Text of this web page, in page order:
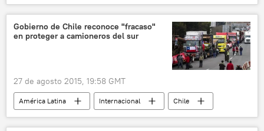
Siri
teléfonos inteligentes noticias
Gobierno de Chile reconoce "fracaso"
en proteger a camioneros del sur
27 de agosto 2015, 19:58 GMT
América Latina Internacional
Chile
La Araucanía
Jorge Burgos